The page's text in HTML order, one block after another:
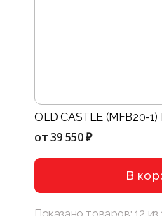
OLD CASTLE (MFB20-
от39 550 ₽
В